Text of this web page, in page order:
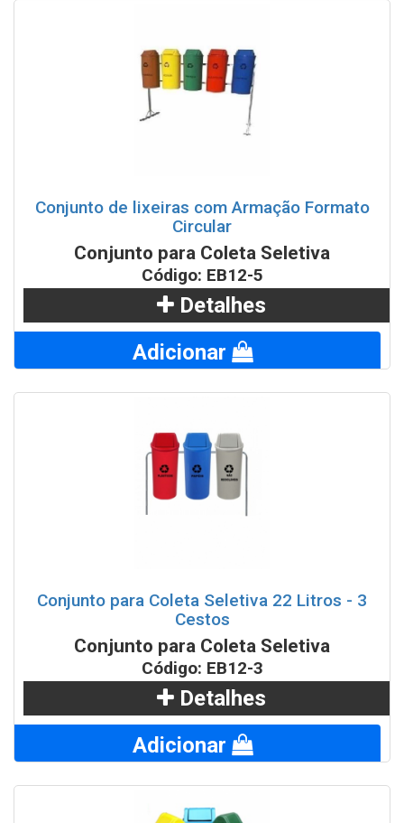
Conjunto de lixeiras com Armação Formato
Circular
Conjunto para Coleta Seletiva
Código: EB12-5
Detalhes
Adicionar
Conjunto para Coleta Seletiva 22 Litros - 3
Cestos
Conjunto para Coleta Seletiva
Código: EB12-3
Detalhes
Adicionar